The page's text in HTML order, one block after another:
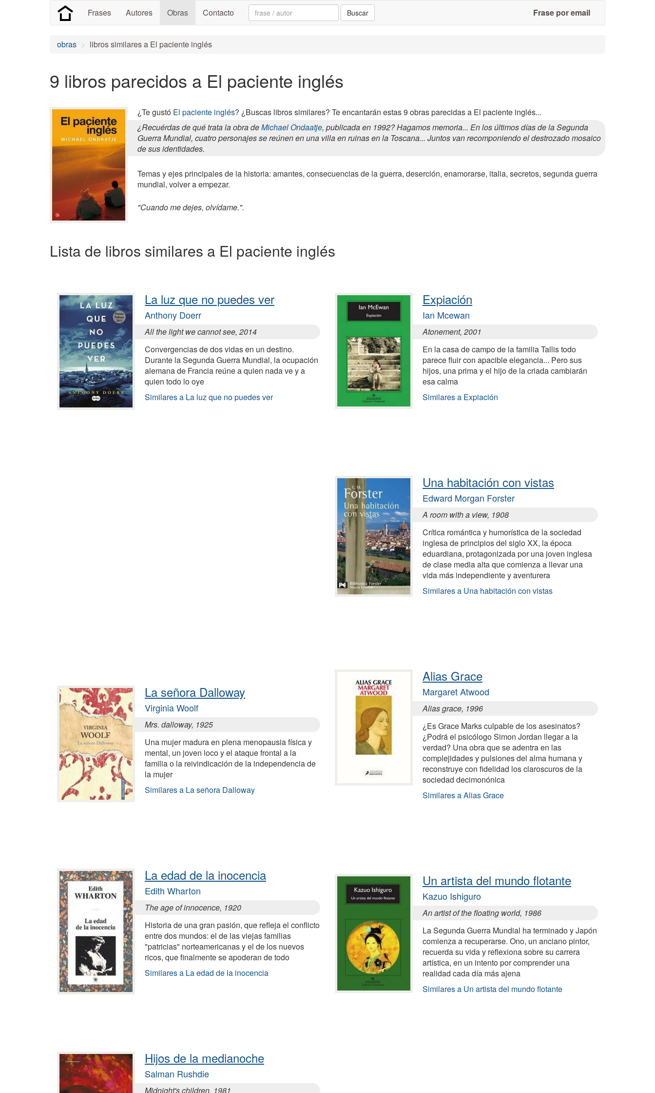
Frases Autores Obras Contacto Search: Buscar Frase por email
obras libros similares a El paciente inglés
9 libros parecidos a El paciente inglés
¿Te gustó El paciente inglés? ¿Buscas libros similares? Te encantarán estas 9 obras parecidas a El paciente inglés...
¿Recuérdas de qué trata la obra deMichael Ondaatje, publicada en 1992? Hagamos memoria... En los últimos días de la Segunda
Guerra Mundial, cuatro personajes se reúnen en una villa en ruinas en la Toscana... Juntos van recomponiendo el destrozado mosaico
de sus identidades.
Temas y ejes principales de la historia: amantes, consecuencias de la guerra, deserción, enamorarse, italia, secretos, segunda guerra
mundial, volver a empezar.
"Cuando me dejes, olvídame.".
Lista de libros similares a El paciente inglés
La luz que no puedes ver
Anthony Doerr
All the light we cannot see, 2014
Convergencias de dos vidas en un destino.
Durante la Segunda Guerra Mundial, la ocupación
alemana de Francia reúne a quien nada ve y a
quien todo lo oye
Similares a La luz que no puedes ver
La señora Dalloway
Virginia Woolf
Mrs. dalloway, 1925
Una mujer madura en plena menopausia física y
mental, un joven loco y el ataque frontal a la
familia o la reivindicación de la independencia de
la mujer
Similares a La señora Dalloway
La edad de la inocencia
Edith Wharton
The age of innocence, 1920
Historia de una gran pasión, que refleja el conflicto
entre dos mundos: el de las viejas familias
"patricias" norteamericanas y el de los nuevos
ricos, que finalmente se apoderan de todo
Similares a La edad de la inocencia
Hijos de la medianoche
Salman Rushdie
Midnight's children, 1981
Expiación
Ian Mcewan
Atonement, 2001
En la casa de campo de la familia Tallis todo
parece fluir con apacible elegancia... Pero sus
hijos, una prima y el hijo de la criada cambiarán
esa calma
Similares a Expiación
Una habitación con vistas
Edward Morgan Forster
A room with a view, 1908
Crítica romántica y humorística de la sociedad
inglesa de principios del siglo XX, la época
eduardiana, protagonizada por una joven inglesa
de clase media alta que comienza a llevar una
vida más independiente y aventurera
Similares a Una habitación con vistas
Alias Grace
Margaret Atwood
Alias grace, 1996
¿Es Grace Marks culpable de los asesinatos?
¿Podrá el psicólogo Simon Jordan llegar a la
verdad? Una obra que se adentra en las
complejidades y pulsiones del alma humana y
reconstruye con fidelidad los claroscuros de la
sociedad decimonónica
Similares a Alias Grace
Un artista del mundo flotante
Kazuo Ishiguro
An artist of the floating world, 1986
La Segunda Guerra Mundial ha terminado y Japón
comienza a recuperarse. Ono, un anciano pintor,
recuerda su vida y reflexiona sobre su carrera
artística, en un intento por comprender una
realidad cada día más ajena
Similares a Un artista del mundo flotante